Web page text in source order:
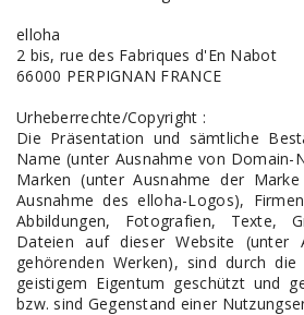
elloha
2 bis, rue des Fabriques d'En Nabot
66000 PERPIGNAN FRANCE
Urheberrechte/Copyright :
Die Präsentation und sämtliche
Name (unter Ausnahme von Domain-
Marken (unter Ausnahme der
Ausnahme des elloha-Logos),
Abbildungen, Fotografien, Texte,
Dateien auf dieser Website (unter
gehörenden Werken), sind durch
geistigem Eigentum geschützt und
bzw. sind Gegenstand einer